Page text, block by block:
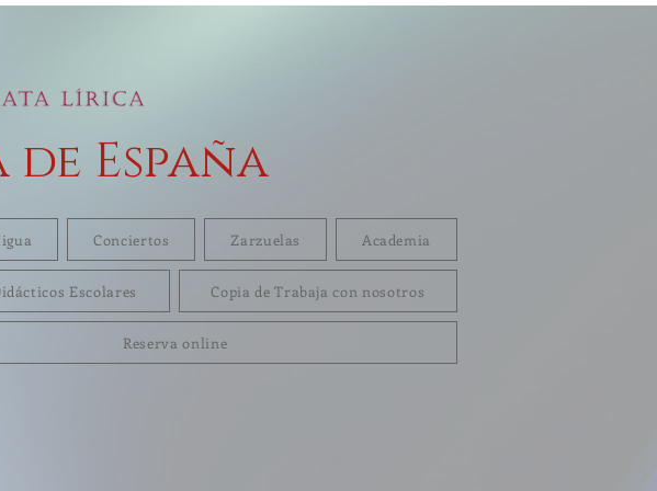
España
Conciertos Zarzuelas Academia
Escolares Copia de Trabaja con nosotros
Reserva online